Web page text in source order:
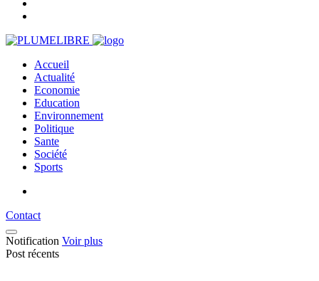
Accueil
Actualité
Economie
Education
Environnement
Politique
Sante
Société
Sports
Contact
Notification Voir plus
Post récents